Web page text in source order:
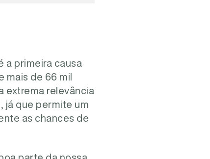
a primeira causa
mais de 66 mil
extrema relevância
já que permite um
as chances de